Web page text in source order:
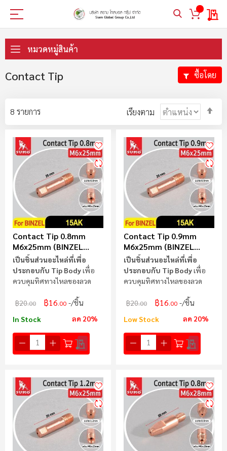
My
ไป
ที่
หมวดหมู่สินค้า
Contact Tip
8 รายการ เรียงตาม
Contact Tip 0.8mm
M6x25mm (BINZEL
15AK)
เป็นชิ้นส่วนอะไหล่ที่เพื่อ
ประกอบกับ Tip Bodyเพื่อ
ควบคุมทิศทางไหลของลวด
฿20.00 ฿16.00 /ชิ้น
In Stock ลด 20%
Contact Tip 0.9mm
M6x25mm (BINZEL
15AK)
เป็นชิ้นส่วนอะไหล่ที่เพื่อ
ประกอบกับ Tip Bodyเพื่อ
ควบคุมทิศทางไหลของลวด
฿20.00 ฿16.00 /ชิ้น
Low Stock ลด 20%
ซื้อโดย